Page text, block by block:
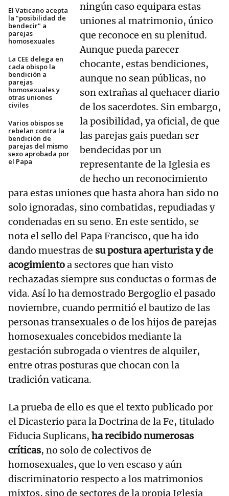
El Vaticano acepta
la "posibilidad de
bendecir" a
parejas
homosexuales
La CEE delega en
cada obispo la
bendición a
parejas
homosexuales y
otras uniones
civiles
Varios obispos se
rebelan contra la
bendición de
parejas del mismo
sexo aprobada por
el Papa
ningún caso equipara estas
uniones al matrimonio, único
que reconoce en su plenitud.
Aunque pueda parecer
chocante, estas bendiciones,
aunque no sean públicas, no
son extrañas al quehacer diario
de los sacerdotes. Sin embargo,
la posibilidad, ya oficial, de que
las parejas gais puedan ser
bendecidas por un
representante de la Iglesia es
de hecho un reconocimiento
para estas uniones que hasta ahora han sido no
solo ignoradas, sino combatidas, repudiadas y
condenadas en su seno. En este sentido, se
nota el sello del Papa Francisco, que ha ido
dando muestras de su postura aperturista y de
acogimientoa sectores que han visto
rechazadas siempre sus conductas o formas de
vida. Así lo ha demostrado Bergoglio el pasado
noviembre, cuando permitió el bautizo de las
personas transexuales o de los hijos de parejas
homosexuales concebidos mediante la
gestación subrogada o vientres de alquiler,
entre otras posturas que chocan con la
tradición vaticana.
La prueba de ello es que el texto publicado por
el Dicasterio para la Doctrina de la Fe, titulado
Fiducia Suplicans, ha recibido numerosas
críticas, no solo de colectivos de
homosexuales, que lo ven escaso y aún
discriminatorio respecto a los matrimonios
mixtos, sino de sectores de la propia Iglesia